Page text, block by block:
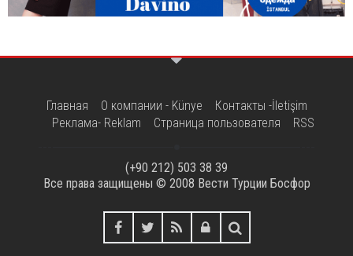
Главная О компании - Künye
Контакты -İletişim
Реклама- Reklam
Страница пользователя RSS
(+90 212) 503 38 39
Все права защищены © 2008 Вести Турции Босфор